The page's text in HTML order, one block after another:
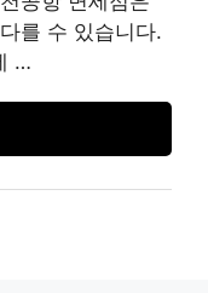
를 수 있습니다.
…